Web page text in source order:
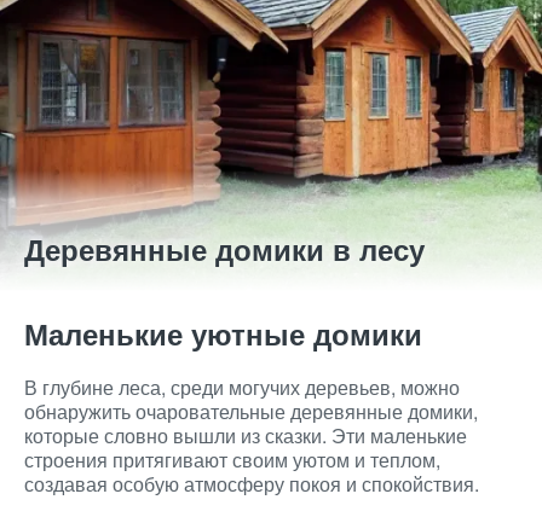
Деревянные домики в лесу
Маленькие уютные домики
В глубине леса, среди могучих деревьев, можно
обнаружить очаровательные деревянные домики,
которые словно вышли из сказки. Эти маленькие
строения притягивают своим уютом и теплом,
создавая особую атмосферу покоя и спокойствия.